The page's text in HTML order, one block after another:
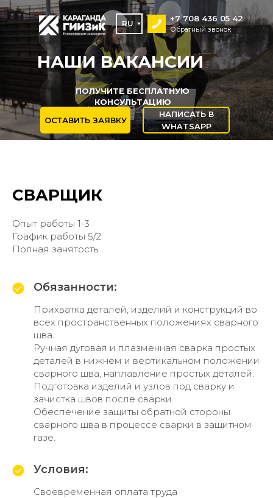
ОСТАВИТЬ ЗАЯВКУ
НАПИСАТЬ В
WHATSAPP
ПОЛУЧИТЕ БЕСПЛАТНУЮ
КОНСУЛЬТАЦИЮ
+7 708 436 05 42
Обратный звонок
RU
НАШИ ВАКАНСИИ
СВАРЩИК
Опыт работы 1-3
График работы 5/2
Полная занятость
Обязанности:
Прихватка деталей, изделий и конструкций во
всех пространственных положениях сварного
шва.
Ручная дуговая и плазменная сварка простых
деталей в нижнем и вертикальном положении
сварного шва, наплавление простых деталей.
Подготовка изделий и узлов под сварку и
зачистка швов после сварки.
Обеспечение защиты обратной стороны
сварного шва в процессе сварки в защитном
газе.
Условия:
Своевременная оплата труда